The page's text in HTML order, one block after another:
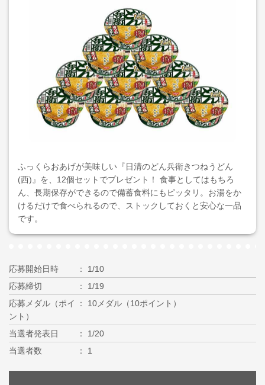
ふっくらおあげが美味しい『日清のどん兵衛きつねうどん
(西)』を、12個セットでプレゼント！ 食事としてはもちろ
ん、長期保存ができるので備蓄食料にもピッタリ。お湯をか
けるだけで食べられるので、ストックしておくと安心な一品
です。
応募開始日時
1/10
応募締切
1/19
応募メダル（ポイ
ント）
10メダル（10ポイント）
当選者発表日
1/20
当選者数
1